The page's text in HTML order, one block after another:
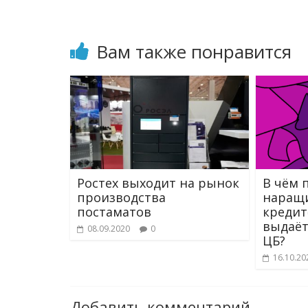
Вам также понравится
Ростех выходит на рынок
производства
постаматов
08.09.2020 0
В чём
ЦБ?